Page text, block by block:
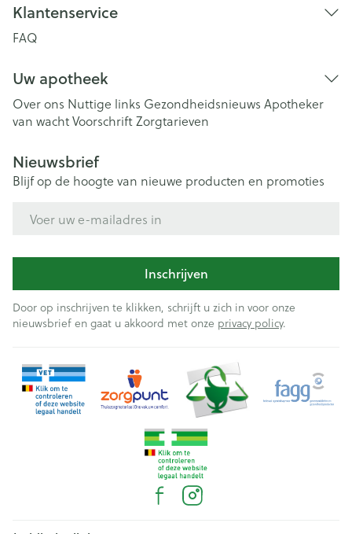
Klantenservice
FAQ
Uw apotheek
Over ons Nuttige links Gezondheidsnieuws Apotheker
van wachtVoorschriftZorgtarieven
Nieuwsbrief
Blijf op de hoogte van nieuwe producten en promoties
Inschrijven
Door op inschrijven te klikken, schrijft u zich in voor onze
nieuwsbrief en gaat u akkoord met onze privacy policy.